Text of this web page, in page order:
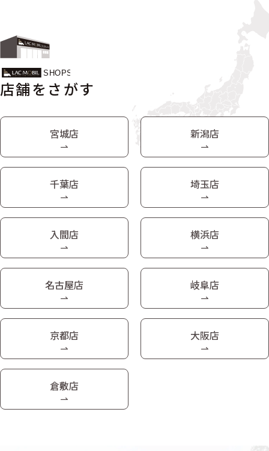
店舗をさがす
宮城店 新潟店
千葉店 埼玉店
入間店 横浜店
名古屋店 岐阜店
京都店 大阪店
倉敷店